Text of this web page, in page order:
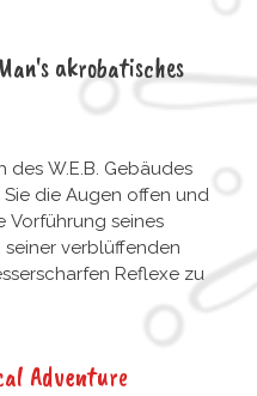
akrobatisches
W.E.B. Gebäudes
die Augen offen und
Vorführung seines
verblüffenden
Reflexe zu
Adventure